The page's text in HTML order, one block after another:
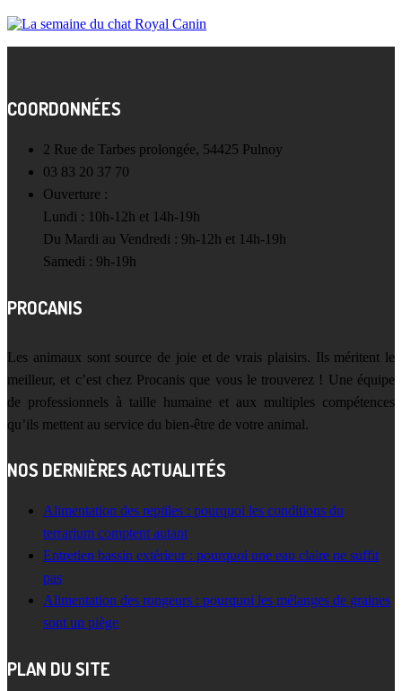
COORDONNÉES
2 Rue de Tarbes prolongée, 54425 Pulnoy
03 83 20 37 70
Ouverture :
Lundi : 10h-12h et 14h-19h
Du Mardi au Vendredi : 9h-12h et 14h-19h
Samedi : 9h-19h
PROCANIS
Les animaux sont source de joie et de vrais plaisirs. Ils méritent le
meilleur, et c’est chez Procanis que vous le trouverez ! Une équipe
de professionnels à taille humaine et aux multiples compétences
qu’ils mettent au service du bien-être de votre animal.
NOS DERNIÈRES ACTUALITÉS
Alimentation des reptiles : pourquoi les conditions du
terrarium comptent autant
Entretien bassin extérieur : pourquoi une eau claire ne suffit
pas
Alimentation des rongeurs : pourquoi les mélanges de graines
sont un piège
PLAN DU SITE